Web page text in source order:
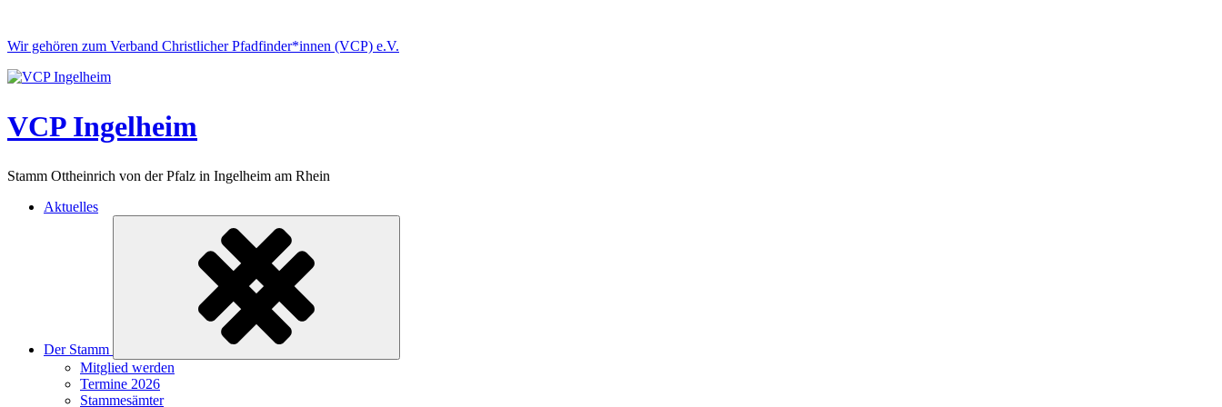
content
Wir gehören zum Verband Christlicher Pfadfinder*innen (VCP) e.V.
VCP Ingelheim
Stamm Ottheinrich von der Pfalz in Ingelheim am Rhein
Aktuelles
Der Stamm
Untermenü
Mitglied werden
Termine 2026
Stammesämter